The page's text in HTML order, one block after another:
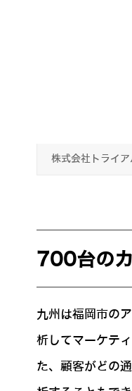
株式会社トライ
700台の
九州は福岡市の
析してマーケテ
た、顧客がどの